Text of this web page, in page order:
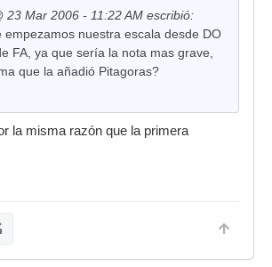
23 Mar 2006 - 11:22 AM escribió:
empezamos nuestra escala desde DO
FA, ya que sería la nota mas grave,
que la añadió Pitagoras?
la misma razón que la primera